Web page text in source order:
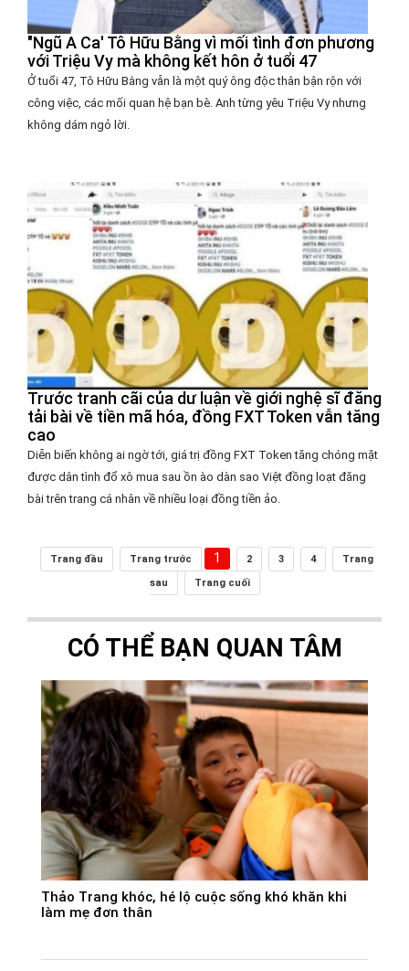
"Ngũ A Ca' Tô Hữu Bằng vì mối tình đơn phương
với Triệu Vy mà không kết hôn ở tuổi 47
Ở tuổi 47, Tô Hữu Bằng vẫn là một quý ông độc thân bận rộn với
công việc, các mối quan hệ bạn bè. Anh từng yêu Triệu Vy nhưng
không dám ngỏ lời.
Trước tranh cãi của dư luận về giới nghệ sĩ đăng
tải bài về tiền mã hóa, đồng FXT Token vẫn tăng
cao
Diễn biến không ai ngờ tới, giá trị đồng FXT Token tăng chóng mặt
được dân tình đổ xô mua sau ồn ào dàn sao Việt đồng loạt đăng
bài trên trang cá nhân về nhiều loại đồng tiền ảo.
Trang đầu Trang trước 1 2 3 4
Trang
sau
Trang cuối
CÓ THỂ BẠN QUAN TÂM
Thảo Trang khóc, hé lộ cuộc sống khó khăn khi
làm mẹ đơn thân